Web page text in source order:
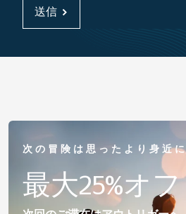
送信
次の冒険は思ったより身近に
最大25%オフ